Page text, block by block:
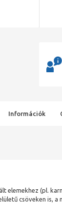
Információk
elemekhez (pl.
csöveken is, a